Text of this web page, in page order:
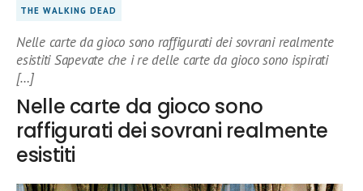
THE WALKING DEAD
Nelle carte da gioco sono raffigurati dei sovrani realmente
esistiti Sapevate che i re delle carte da gioco sono ispirati
[…]
Nelle carte da gioco sono
raffigurati dei sovrani realmente
esistiti